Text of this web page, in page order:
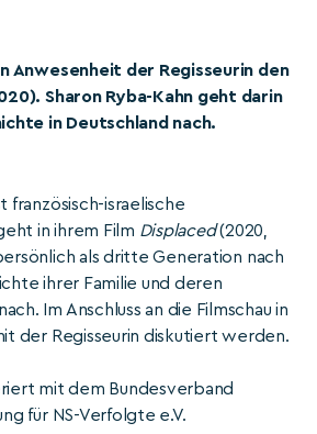
Anwesenheit der Regisseurin den
Sharon Ryba-Kahn geht darin
in Deutschland nach.
französisch-israelische
in ihrem Film Displaced(2020,
als dritte Generation nach
ihrer Familie und deren
Im Anschluss an die Filmschau in
der Regisseurin diskutiert werden.
mit dem Bundesverband
für NS-Verfolgte e.V.